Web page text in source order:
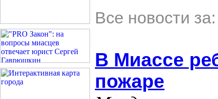
Все новости
В Миассе
пожаре